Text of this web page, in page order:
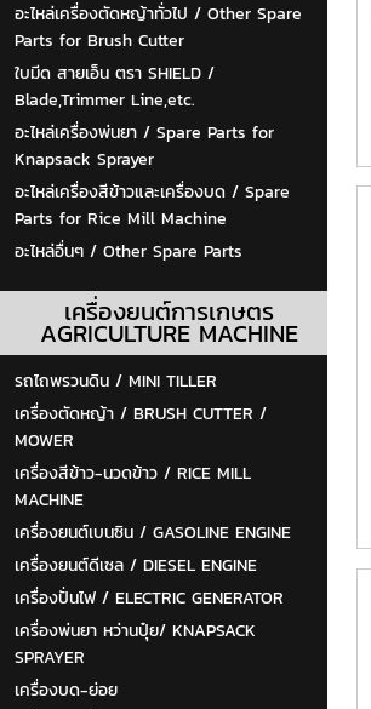
อะไหล่เครื่องตัดหญ้าทั่วไป / Other Spare
Parts for Brush Cutter
ใบมีด สายเอ็น ตรา SHIELD /
Blade,Trimmer Line,etc.
อะไหล่เครื่องพ่นยา / Spare Parts for
Knapsack Sprayer
อะไหล่เครื่องสีข้าวและเครื่องบด / Spare
Parts for Rice Mill Machine
อะไหล่อื่นๆ / Other Spare Parts
เครื่องยนต์การเกษตร
AGRICULTURE MACHINE
รถไถพรวนดิน / MINI TILLER
เครื่องตัดหญ้า / BRUSH CUTTER /
MOWER
เครื่องสีข้าว-นวดข้าว / RICE MILL
MACHINE
เครื่องยนต์เบนซิน / GASOLINE ENGINE
เครื่องยนต์ดีเซล / DIESEL ENGINE
เครื่องปั่นไฟ / ELECTRIC GENERATOR
เครื่องพ่นยา หว่านปุ๋ย/ KNAPSACK
SPRAYER
เครื่องบด-ย่อย